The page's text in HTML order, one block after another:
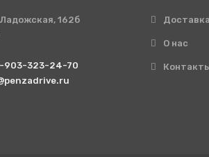
Ладожская, 162б
903-323-24-70
О нас